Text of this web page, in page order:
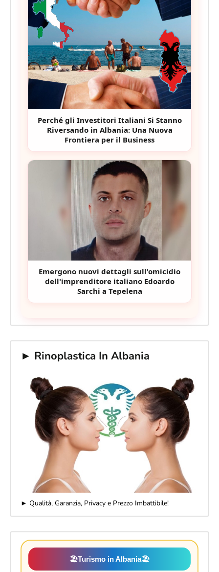
Perché gli Investitori Italiani Si Stanno
Riversando in Albania: Una Nuova
Frontiera per il Business
Emergono nuovi dettagli sull'omicidio
dell'imprenditore italiano Edoardo
Sarchi a Tepelena
► Rinoplastica In Albania
► Qualità, Garanzia, Privacy e Prezzo Imbattibile!
🏖️Turismo in Albania🏖️